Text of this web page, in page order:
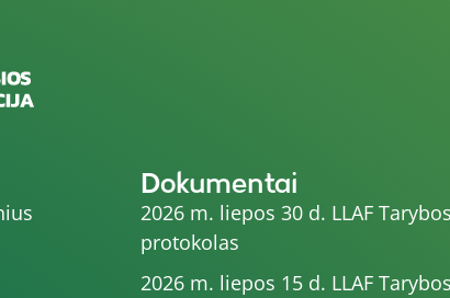
Dokumentai
2026 m. liepos 30 d. LLAF
protokolas
2026 m. liepos 15 d. LLAF